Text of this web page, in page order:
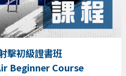
擊初級證書班
Beginner Course